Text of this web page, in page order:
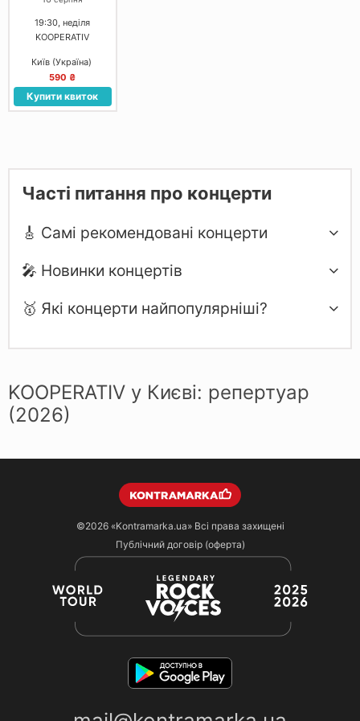
19:30, неділя
KOOPERATIV
Київ (Україна)
590 ₴
Купити квиток
Часті питання про концерти
🎸 Самі рекомендовані концерти
🎤 Новинки концертів
🥇 Які концерти найпопулярніші?
KOOPERATIV у Києві: репертуар
(2026)
©2026 «Kontramarka.ua»Всі права захищені
Публічний договір (оферта)